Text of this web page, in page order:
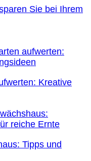
Sie bei Ihrem
Kreative
Tipps und